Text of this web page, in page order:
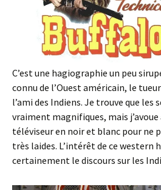
C’est une hagiographie un peu
connu de l’Ouest américain, le
l’ami des Indiens. Je trouve que les
vraiment magnifiques, mais
téléviseur en noir et blanc pour ne
très laides. L’intérêt de ce western
certainement le discours sur les